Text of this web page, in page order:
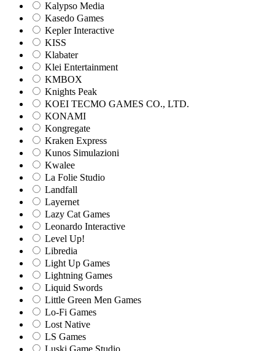
Kalypso Media
Kasedo Games
Kepler Interactive
KISS
Klabater
Klei Entertainment
KMBOX
Knights Peak
KOEI TECMO GAMES CO., LTD.
KONAMI
Kongregate
Kraken Express
Kunos Simulazioni
Kwalee
La Folie Studio
Landfall
Layernet
Lazy Cat Games
Leonardo Interactive
Level Up!
Libredia
Light Up Games
Lightning Games
Liquid Swords
Little Green Men Games
Lo-Fi Games
Lost Native
LS Games